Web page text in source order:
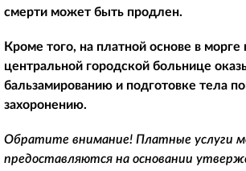
смерти может быть продлен.
Кроме того, на платной основе в
центральной городской больнице
бальзамированию и подготовке тела
захоронению.
Обратите внимание! Платные услуги
предоставляются на основании